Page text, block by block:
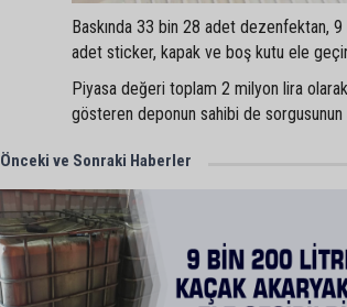
Baskında 33 bin 28 adet dezenfektan,
adet sticker, kapak ve boş kutu ele
Piyasa değeri toplam 2 milyon lira
gösteren deponun sahibi de
Önceki ve Sonraki Haberler